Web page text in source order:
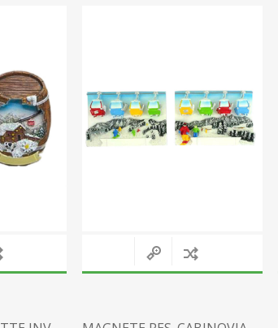
FEEN AUS KUNSTHARZ
PIXIE KUNSTHARZ
WICHTEL AUS KUNSTHARZ
SONSTIGE FIGUREN
HOLZ
STOFF
KERAMIK
SONSTIGES